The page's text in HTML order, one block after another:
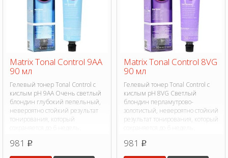
Matrix Tonal Control 9AA
90 мл
Гелевый тонер Tonal Control с
кислым pH 9AA Очень светлый
блондин глубокий пепельный,
невероятно стойкий результат
тонирования, который
981 p
Matrix Tonal Control 8VG
90 мл
Гелевый тонер Tonal Control с
кислым pH 8VG Светлый
блондин перламутрово-
золотистый, невероятно стойкий
результат тонирования, который
981 p